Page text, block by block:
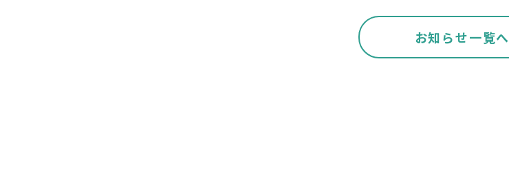
お知らせ一覧へ